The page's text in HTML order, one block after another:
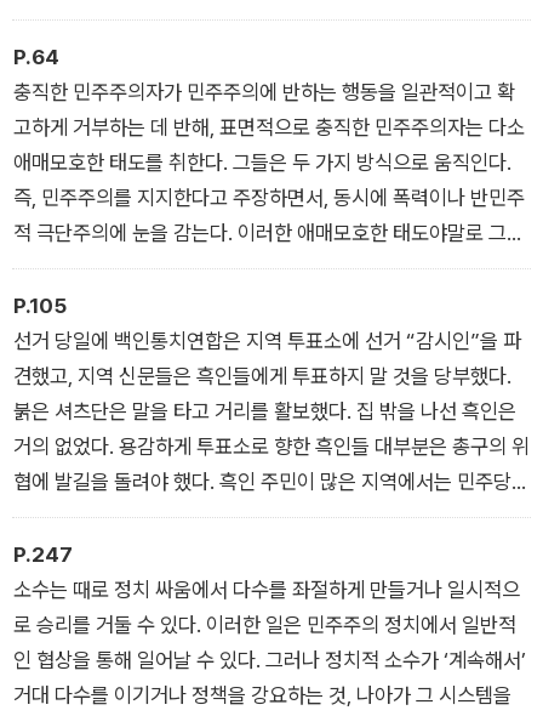
그렇게 행동하도록 만드는 것일까? _ 〈1장 패배에 대한 두려움〉
중에서
P.64
충직한 민주주의자가 민주주의에 반하는 행동을 일관적이고 확
고하게 거부하는 데 반해, 표면적으로 충직한 민주주의자는 다소
애매모호한 태도를 취한다. 그들은 두 가지 방식으로 움직인다.
즉, 민주주의를 지지한다고 주장하면서, 동시에 폭력이나 반민주
적 극단주의에 눈을 감는다. 이러한 애매모호한 태도야말로 그들
이 그토록 위험한 이유다. _ 〈2장 독재의 평범성〉 중에서
P.105
선거 당일에 백인통치연합은 지역 투표소에 선거 “감시인”을 파
견했고, 지역 신문들은 흑인들에게 투표하지 말 것을 당부했다.
붉은 셔츠단은 말을 타고 거리를 활보했다. 집 밖을 나선 흑인은
거의 없었다. 용감하게 투표소로 향한 흑인들 대부분은 총구의 위
협에 발길을 돌려야 했다. 흑인 주민이 많은 지역에서는 민주당
암살단이 투표가 끝난 뒤 투표소로 난입해서 선거 관리원을 협박
하고 그들이 가져온 투표 용지로 투표함을 채워넣었다. 놀랄 것도
없이 민주당은 압승을 거뒀다. 주 의회 총 118석 중 98석을 차지
했다. _ 〈3장 이 땅에서 벌어진 일〉 중에서
P.247
소수는 때로 정치 싸움에서 다수를 좌절하게 만들거나 일시적으
로 승리를 거둘 수 있다. 이러한 일은 민주주의 정치에서 일반적
인 협상을 통해 일어날 수 있다. 그러나 정치적 소수가 ‘계속해서’
거대 다수를 이기거나 정책을 강요하는 것, 나아가 그 시스템을